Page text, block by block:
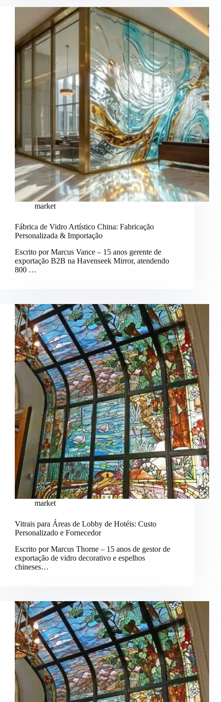
market
Fábrica de Vidro Artístico China: Fabricação
Personalizada & Importação
Escrito por Marcus Vance – 15 anos gerente de
exportação B2B na Havenseek Mirror, atendendo
800 …
market
Vitrais para Áreas de Lobby de Hotéis: Custo
Personalizado e Fornecedor
Escrito por Marcus Thorne – 15 anos de gestor de
exportação de vidro decorativo e espelhos
chineses…